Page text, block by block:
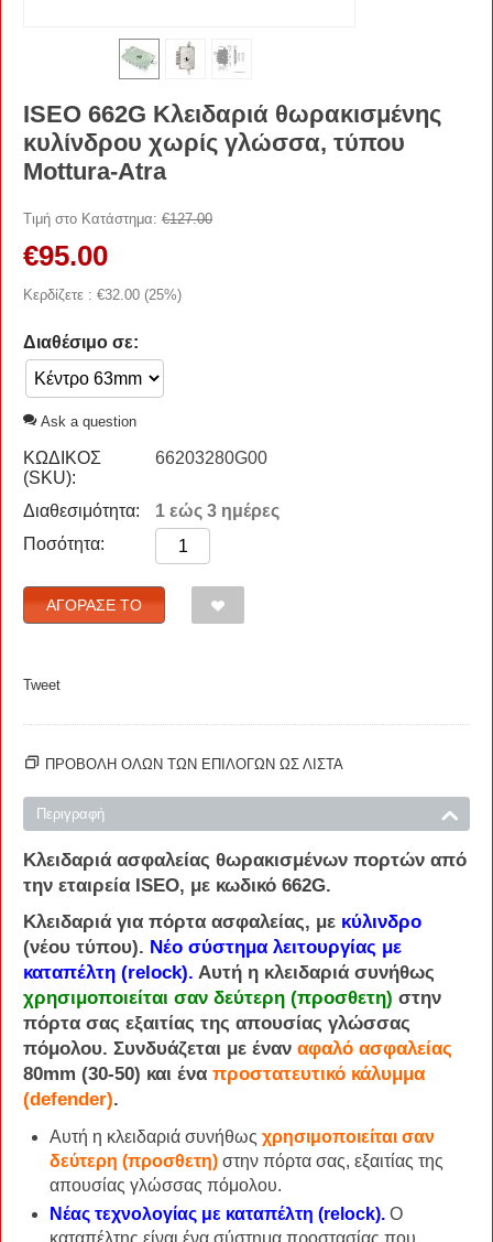
ISEO 662G Κλειδαριά θωρακισμένης
κυλίνδρου χωρίς γλώσσα, τύπου
Mottura-Atra
Τιμή στο Κατάστημα: €127.00
€95.00
Κερδίζετε : €32.00 (25%)
Διαθέσιμο σε:
Ask a question
ΚΩΔΙΚΟΣ
(SKU):
66203280G00
Διαθεσιμότητα:
1 εώς 3 ημέρες
Ποσότητα:
ΑΓΌΡΑΣΈ ΤΟ
Tweet
ΠΡΟΒΟΛΗ ΟΛΩΝ ΤΩΝ ΕΠΙΛΟΓΩΝ ΩΣ ΛΊΣΤΑ
Περιγραφή
Κλειδαριά ασφαλείας θωρακισμένων πορτών από
την εταιρεία ISEO, με κωδικό 662G.
Κλειδαριά για πόρτα ασφαλείας, με κύλινδρο
(νέου τύπου). Νέο σύστημα λειτουργίας με
καταπέλτη (relock). Αυτή η κλειδαριά συνήθως
χρησιμοποιείται σαν δεύτερη (προσθετη) στην
πόρτα σας εξαιτίας της απουσίας γλώσσας
πόμολου. Συνδυάζεται με έναν αφαλό ασφαλείας
80mm (30-50) και ένα προστατευτικό κάλυμμα
(defender).
Αυτή η κλειδαριά συνήθως χρησιμοποιείται σαν
δεύτερη (προσθετη) στην πόρτα σας, εξαιτίας της
απουσίας γλώσσας πόμολου.
Νέας τεχνολογίας με καταπέλτη (relock). Ο